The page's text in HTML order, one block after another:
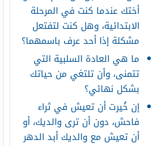
أختك عندما كنت في المرحلة
الابتدائية، وهل كنت لتفتعل
مشكلة إذا أحد عرف باسمهما؟
ما هي العادة السلبية التي
تتمنى، وأن تلتغي من حياتك
بشكل نهائي؟
إن خُيرت أن تعيش في ثراء
فاحش، دون أن ترى والديك، أو
أن تعيش مع والديك أبد الدهر